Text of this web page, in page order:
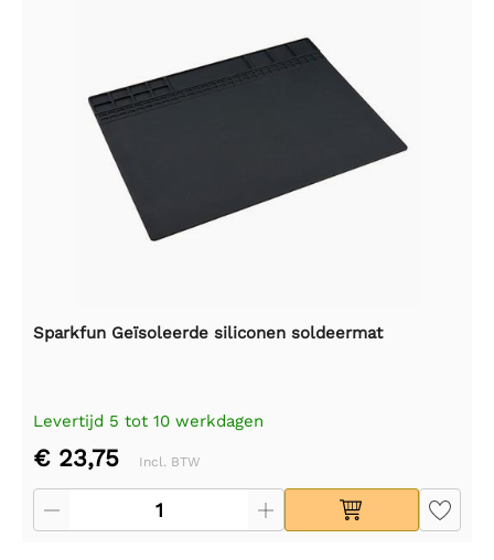
Sparkfun Geïsoleerde siliconen soldeermat
Levertijd 5 tot 10 werkdagen
€ 23,75 Incl. BTW